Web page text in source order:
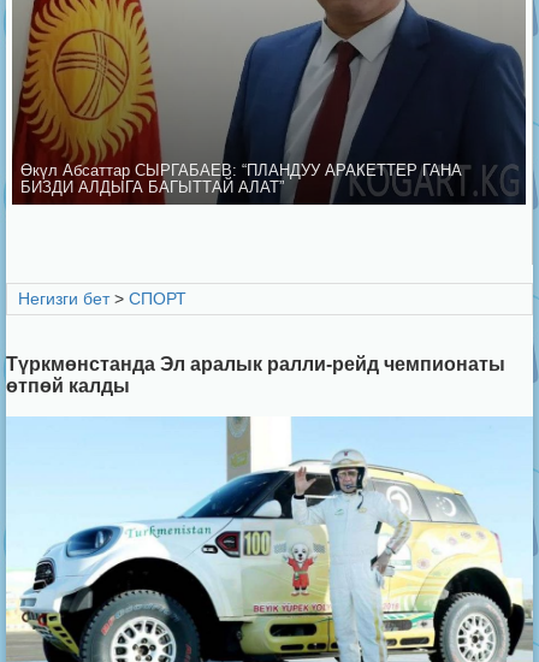
Өкүл Абсаттар СЫРГАБАЕВ: “ПЛАНДУУ АРАКЕТТЕР ГАНА
БИЗДИ АЛДЫГА БАГЫТТАЙ АЛАТ”
Негизги бет> СПОРТ
Түркмөнстанда Эл аралык ралли-рейд чемпионаты
өтпөй калды